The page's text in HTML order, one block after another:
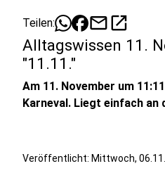
Teilen: mailopen_in_new
Alltagswissen 11.
"11.11."
Am 11. November um
Karneval. Liegt einfach an
Veröffentlicht: Mittwoch,